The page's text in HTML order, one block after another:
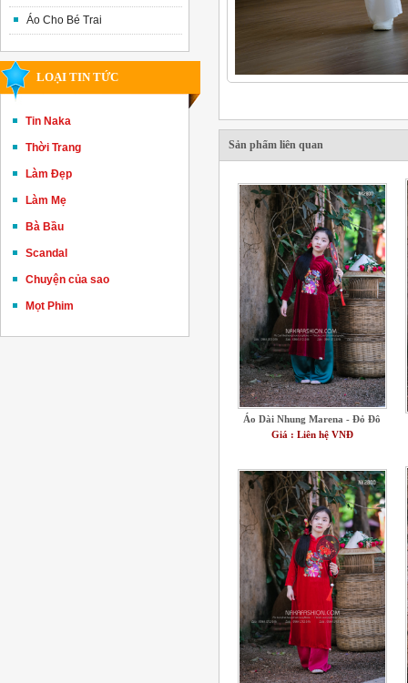
Áo Cho Bé Trai
LOẠI TIN TỨC
Tin Naka
Thời Trang
Làm Đẹp
Làm Mẹ
Bà Bầu
Scandal
Chuyện của sao
Mọt Phim
Sản phẩm liên quan
Áo Dài Nhung Marena - Đỏ Đô
Giá : Liên hệ VNĐ